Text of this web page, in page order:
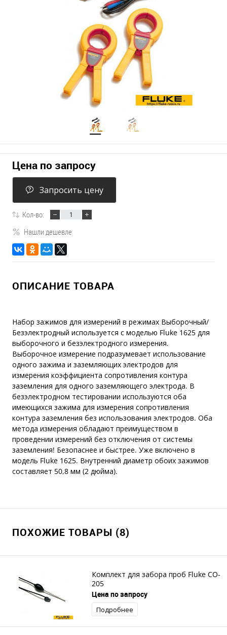
Цена по запросу
Запросить цену
Кол-во:
Нашли дешевле
ОПИСАНИЕ ТОВАРА
Набор зажимов для измерений в режимах Выборочный/
Безэлектродный используется с моделью Fluke 1625 для
выборочного и безэлектродного измерения.
Выборочное измерение подразумевает использование
одного зажима и заземляющих электродов для
измерения коэффициента сопротивления контура
заземления для одного заземляющего электрода. В
безэлектродном тестировании используются оба
имеющихся зажима для измерения сопротивления
контура заземления без использования электродов. Оба
метода измерения обладают преимуществом в
проведении измерений без отключения от системы
заземления! Безопаснее и быстрее. Уже включено в
модель Fluke 1625. Внутренний диаметр обоих зажимов
составляет 50,8 мм (2 дюйма).
ПОХОЖИЕ ТОВАРЫ (8)
Комплект для забора проб Fluke CO-
205
Цена по запросу
Подробнее